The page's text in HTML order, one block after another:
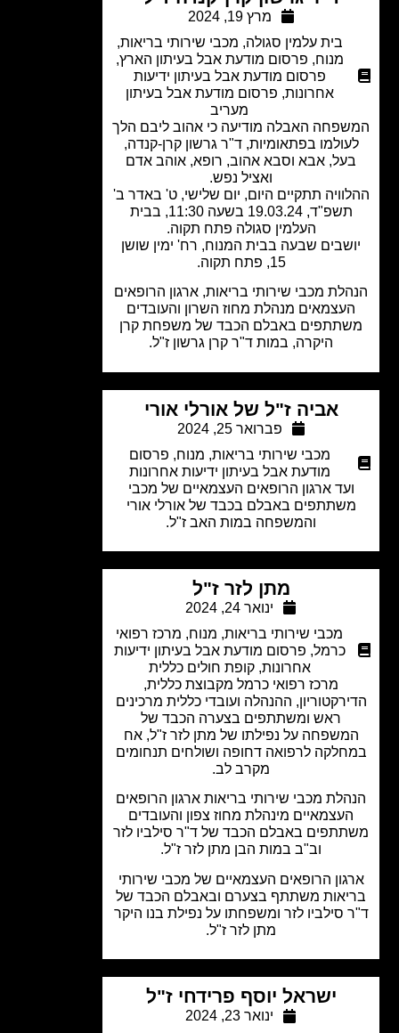
מרץ 19, 2024
בית עלמין סגולה, מכבי שירותי בריאות
פרסום מודעת אבל בעיתון הארץ,
פרסום מודעת אבל בעיתון ידיעות
אחרונות,פרסום מודעת אבל בעיתון
האבלה מודיעה כי אהוב ליבם הלך
בפתאומיות, ד"ר גרשון קרן-קנדה,
אבא וסבא אהוב, רופא, אוהב אדם
ואציל נפש.
תתקיים היום, יום שלישי, ט' באדר ב'
תשפ"ד, 19.03.24 בשעה 11:30, בבית
העלמין סגולה פתח תקוה.
שבעה בבית המנוח, רח' ימין שושן
מכבי שירותי בריאות, ארגון הרופאים
מנהלת מחוז השרון והעובדים
באבלם הכבד של משפחת קרן
היקרה, במות ד"ר קרן גרשון ז"ל.
אביה ז"ל של אורלי אורי
פברואר 25, 2024
מכבי שירותי בריאות ,מנוח,פרסום
מודעת אבל בעיתון ידיעות אחרונות
ארגון הרופאים העצמאיים של מכבי
באבלם בכבד של אורלי אורי
והמשפחה במות האב ז"ל.
מתן לזר ז"ל
ינואר 24, 2024
מכבי שירותי בריאות ,מנוח,מרכז רפואי
כרמל
פרסום מודעת אבל בעיתון ידיעות
אחרונות,קופת חולים כללית
מרכז רפואי כרמל מקבוצת כללית,
ההנהלה ועובדי כללית מרכינים
ראש ומשתתפים בצערה הכבד של
על נפילתו של מתן לזר ז"ל, אח
לרפואה דחופה ושולחים תנחומים
מקרב לב.
מכבי שירותי בריאות ארגון הרופאים
מינהלת מחוז צפון והעובדים
באבלם הכבד של ד"ר סילביו לזר
וב"ב במות הבן מתן לזר ז"ל.
הרופאים העצמאיים של מכבי שירותי
משתתף בצערם ובאבלם הכבד של
סילביו לזר ומשפחתו על נפילת בנו היקר
מתן לזר ז"ל.
ישראל יוסף פרידחי ז"ל
ינואר 23, 2024